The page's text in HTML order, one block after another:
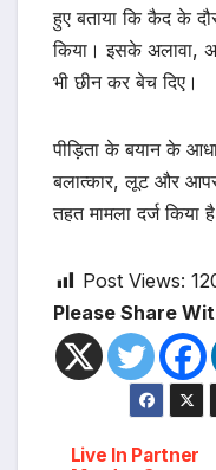
हुए बताया कि कैद के
किया। इसके अलावा,
भी छीन कर बेच दिए।
पीड़िता के बयान के
बलात्कार, लूट और
तहत मामला दर्ज किया
Post Views:
Please Share
Live In Partner